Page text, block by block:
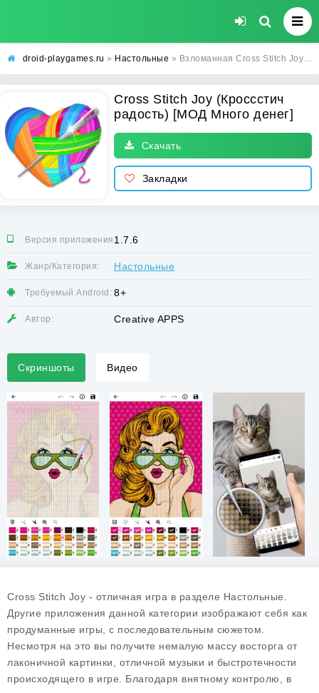
droid-playgames.ru » Настольные » Взломанная Cross Stitch Joy (Кроссстич радость) [МОД Много денег] - последняя версия apk на Андроид
Cross Stitch Joy (Кроссстич
радость) [МОД Много денег]
Скачать
Закладки
Версия приложения:1.7.6
Жанр/Категория: Настольные
Требуемый Android: 8+
Автор: Creative APPS
Скриншоты Видео
Cross Stitch Joy - отличная игра в разделе Настольные.
Другие приложения данной категории изображают себя как
продуманные игры, с последовательным сюжетом.
Несмотря на это вы получите немалую массу восторга от
лаконичной картинки, отличной музыки и быстротечности
происходящего в игре. Благодаря внятному контролю, в